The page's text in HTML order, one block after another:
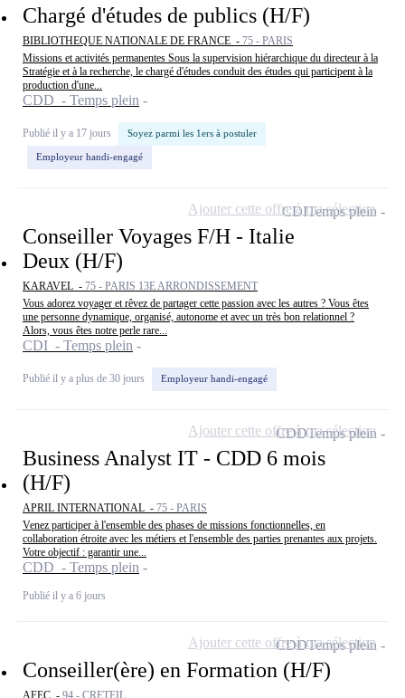
Chargé d'études de publics (H/F)
BIBLIOTHEQUE NATIONALE DE FRANCE - 75 - PARIS
Missions et activités permanentes Sous la supervision hiérarchique du directeur à la
Stratégie et à la recherche, le chargé d'études conduit des études qui participent à la
production d'une...
CDD - Temps plein
Publié il y a 17 jours Soyez parmi les 1ers à postuler
Employeur handi-engagé
Conseiller Voyages F/H - Italie
Deux (H/F)
KARAVEL - 75 - PARIS 13E ARRONDISSEMENT
Vous adorez voyager et rêvez de partager cette passion avec les autres ? Vous êtes
une personne dynamique, organisé, autonome et avec un très bon relationnel ?
Alors, vous êtes notre perle rare...
CDI - Temps plein
Publié il y a plus de 30 jours Employeur handi-engagé
CDITemps plein
Ajouter cette offre à ma sélection
Business Analyst IT - CDD 6 mois
(H/F)
APRIL INTERNATIONAL - 75 - PARIS
Venez participer à l'ensemble des phases de missions fonctionnelles, en
collaboration étroite avec les métiers et l'ensemble des parties prenantes aux projets.
Votre objectif : garantir une...
CDD - Temps plein
Publié il y a 6 jours
CDDTemps plein
Ajouter cette offre à ma sélection
Conseiller(ère) en Formation (H/F)
AFEC - 94 - CRETEIL
CDDTemps plein
Ajouter cette offre à ma sélection